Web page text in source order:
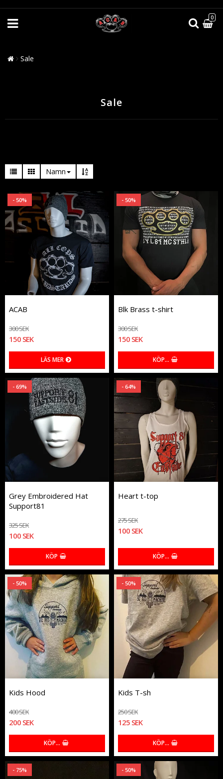
0
Sale
Sale
Namn
- 50%
ACAB
300 SEK
150 SEK
LÄS MER
- 50%
Blk Brass t-shirt
300 SEK
150 SEK
KÖP…
- 69%
Grey Embroidered Hat
Support81
325 SEK
100 SEK
KÖP
- 64%
Heart t-top
275 SEK
100 SEK
KÖP…
- 50%
Kids Hood
400 SEK
200 SEK
KÖP…
- 50%
Kids T-sh
250 SEK
125 SEK
KÖP…
- 75% - 50%